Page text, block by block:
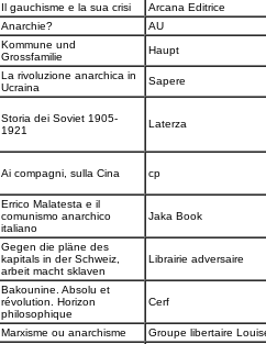
Il gauchisme e la sua crisi
Arcana Editrice
Anarchie?
AU
Kommune und
Grossfamilie
Haupt
La rivoluzione anarchica in
Ucraina
Sapere
Storia dei Soviet 1905-
1921
Laterza
Ai compagni, sulla Cina cp
Errico Malatesta e il
comunismo anarchico
italiano
Jaka Book
Gegen die pläne des
kapitals in der Schweiz,
arbeit macht sklaven
Librairie adversaire
Bakounine. Absolu et
révolution. Horizon
philosophique
Cerf
Marxisme ou anarchisme Groupe libertaire